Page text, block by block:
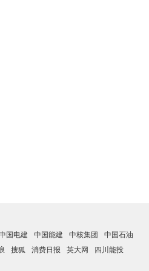
国电建 中国能建 中核集团
中国石油
搜狐 消费日报 英大网 四川能投